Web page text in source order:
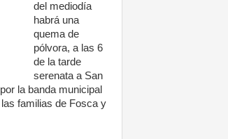
del mediodía
habrá una
quema de
pólvora, a las 6
de la tarde
serenata a San
la banda municipal
familias de Fosca y